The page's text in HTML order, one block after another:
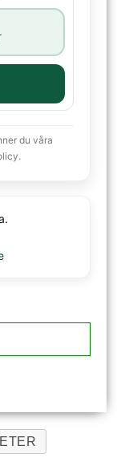
du våra